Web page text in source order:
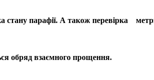
стану парафії. А також перевірка
обряд взаємного прощення.